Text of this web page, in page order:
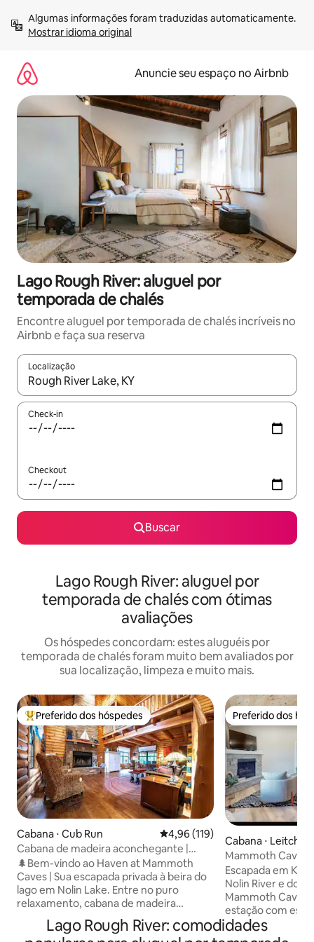
para
Mostrar idioma original
Anuncie seu espaço no Airbnb
Lago Rough River: aluguel por
temporada de chalés
Encontre aluguel por temporada de chalés incríveis no
Airbnb e faça sua reserva
Localização
Quando os resultados estiverem disponíveis, explore-os
Check-in
Checkout
Buscar
Lago Rough River: aluguel por
temporada de chalés com ótimas
avaliações
Os hóspedes concordam: estes aluguéis por
temporada de chalés foram muito bem avaliados por
sua localização, limpeza e muito mais.
Entre os melhores preferidos dos hóspedes
Preferido dos hóspedes
Cabana ⋅ Cub Run 4,96 de uma avaliação média de
4,96 (119)
Cabana de madeira aconchegante |
Banheira de hidromassagem | Vista para
o lago | Fogueiras | Jogos
🌲Bem-vindo ao Haven at Mammoth
Caves | Sua escapada privada à beira do
lago em Nolin Lake. Entre no puro
relaxamento, cabana de madeira
aconchegante lindamente trabalhada
perfeitamente escondida entre árvores
Preferido dos
Preferido dos
Cabana ⋅
Mammoth Cave,
em Kentucky
Escapada em
Nolin River e do
Mammoth Cave!
estação com
para todos com 2
divertido quarto
Lago Rough River: comodidades